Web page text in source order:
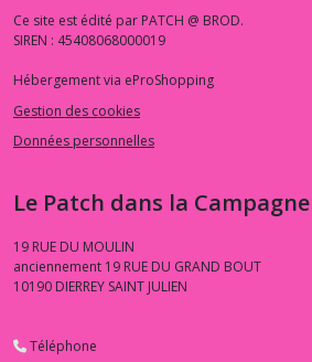
Ce site est édité par PATCH @ BROD.
SIREN : 45408068000019
Hébergement via eProShopping
Gestion des cookies
Données personnelles
Le Patch dans la
19 RUE DU MOULIN
anciennement 19 RUE DU GRAND BOUT
10190 DIERREY SAINT JULIEN
Téléphone